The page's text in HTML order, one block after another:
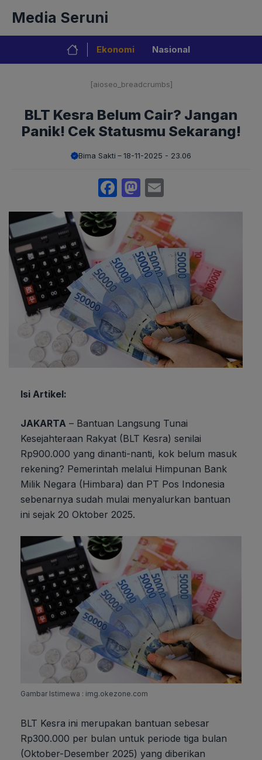
isi
Media Seruni
Ekonomi Nasional
[aioseo_breadcrumbs]
BLT Kesra Belum Cair? Jangan
Panik! Cek Statusmu Sekarang!
Bima Sakti 18-11-2025 - 23.06
Facebook
Mastodon
Isi Artikel:
JAKARTA – Bantuan Langsung Tunai
Kesejahteraan Rakyat (BLT Kesra) senilai
Rp900.000 yang dinanti-nanti, kok belum masuk
rekening? Pemerintah melalui Himpunan Bank
Milik Negara (Himbara) dan PT Pos Indonesia
sebenarnya sudah mulai menyalurkan bantuan
ini sejak 20 Oktober 2025.
Gambar Istimewa : img.okezone.com
BLT Kesra ini merupakan bantuan sebesar
Rp300.000 per bulan untuk periode tiga bulan
(Oktober-Desember 2025) yang diberikan